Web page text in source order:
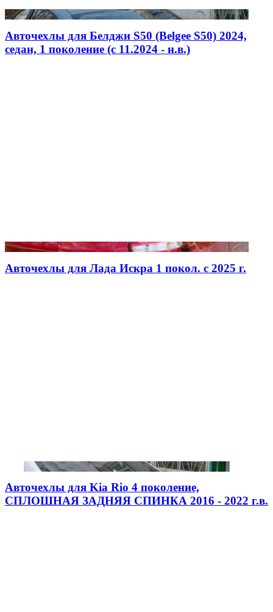
Авточехлы для Белджи S50 (Belgee S50) 2024,
седан, 1 поколение (c 11.2024 - н.в.)
Авточехлы для Лада Искра 1 покол. с 2025 г.
Авточехлы для Kia Rio 4 поколение,
СПЛОШНАЯ ЗАДНЯЯ СПИНКА 2016 - 2022 г.в.